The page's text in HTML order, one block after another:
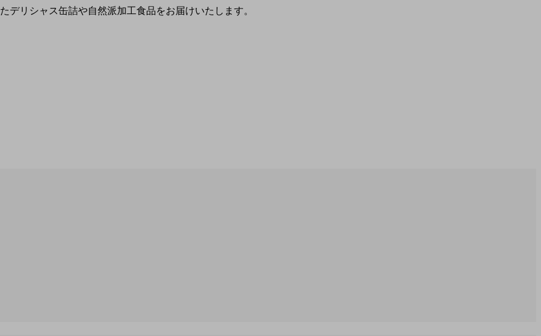
デリシャス缶詰や自然派加工食品をお届けいたします。